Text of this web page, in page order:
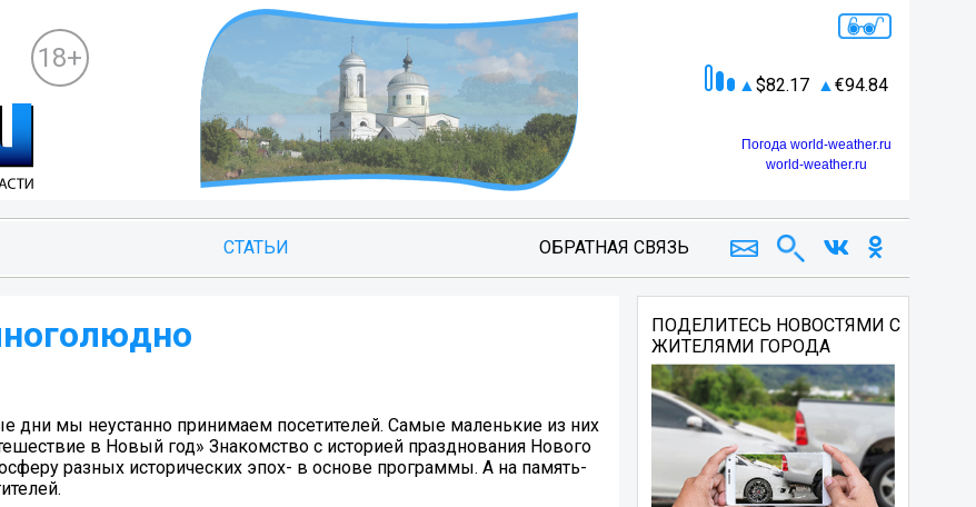
18+
82.17 94.84
Погода world-weather.ru
world-weather.ru
СТАТЬИ ОБРАТНАЯ СВЯЗЬ
мы неустанно принимаем посетителей. Самые маленькие из них
в Новый год» Знакомство с историей празднования Нового
разных исторических эпох- в основе программы. А на память-
ПОДЕЛИТЕСЬ НОВОСТЯМИ С
ЖИТЕЛЯМИ ГОРОДА